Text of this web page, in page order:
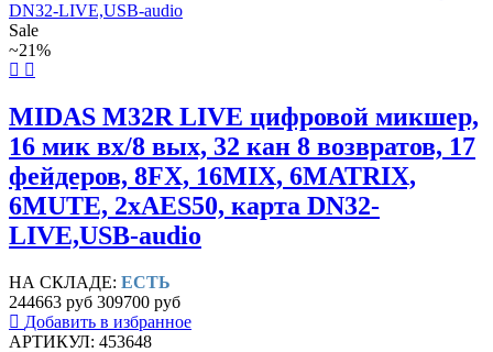
Sale
~21%
MIDAS M32R LIVE цифровой микшер,
16 мик вх/8 вых, 32 кан 8 возвратов, 17
фейдеров, 8FX, 16MIX, 6MATRIX,
6MUTE, 2xAES50, карта DN32-
LIVE,USB-audio
НА СКЛАДЕ: ЕСТЬ
244663 руб 309700 руб
Добавить в избранное
АРТИКУЛ: 453648